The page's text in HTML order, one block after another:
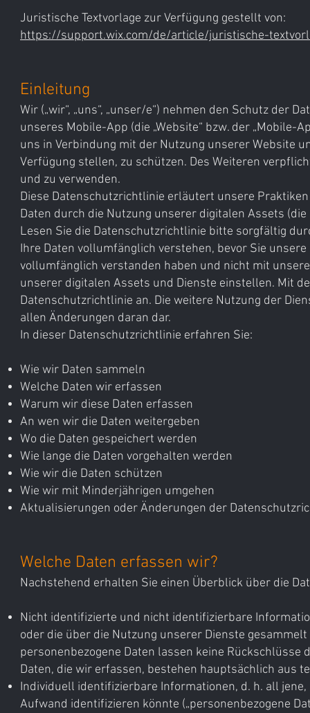
Juristische Textvorlage zur Verfügung gestellt von:
https://support.wix.com/de/article/juristische-
Einleitung
Wir („wir“, „uns“, „unser/e“) nehmen den Schutz der
unseres Mobile-App (die „Website“ bzw. der
uns in Verbindung mit der Nutzung unserer Website
Verfügung stellen, zu schützen. Des Weiteren
und zu verwenden.
Diese Datenschutzrichtlinie erläutert unsere
Daten durch die Nutzung unserer digitalen Assets
Lesen Sie die Datenschutzrichtlinie bitte sorgfältig
Ihre Daten vollumfänglich verstehen, bevor Sie
vollumfänglich verstanden haben und nicht mit
unserer digitalen Assets und Dienste einstellen. Mit
Datenschutzrichtlinie an. Die weitere Nutzung der
allen Änderungen daran dar.
In dieser Datenschutzrichtlinie erfahren Sie:
Wie wir Daten sammeln
Welche Daten wir erfassen
Warum wir diese Daten erfassen
An wen wir die Daten weitergeben
Wo die Daten gespeichert werden
Wie lange die Daten vorgehalten werden
Wie wir die Daten schützen
Wie wir mit Minderjährigen umgehen
Aktualisierungen oder Änderungen der
Welche Daten erfassen wir?
Nachstehend erhalten Sie einen Überblick über die
Nicht identifizierte und nicht identifizierbare
oder die über die Nutzung unserer Dienste
personenbezogene Daten lassen keine
Daten, die wir erfassen, bestehen hauptsächlich aus
Individuell identifizierbare Informationen, d. h. all
Aufwand identifizieren könnte („personenbezogene